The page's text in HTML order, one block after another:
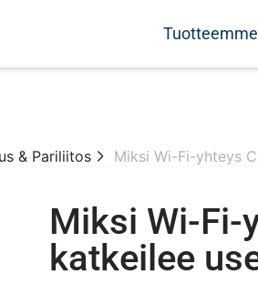
Tuotteemme
& Pariliitos Miksi Wi-Fi-yhteys
Miksi Wi-Fi-
katkeilee